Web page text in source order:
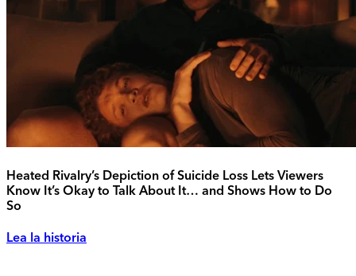
Heated Rivalry’s Depiction of Suicide Loss Lets Viewers
Know It’s Okay to Talk About It… and Shows How to Do
So
Lea la historia